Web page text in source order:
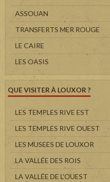
ASSOUAN
TRANSFERTS MER ROUGE
LE CAIRE
LES OASIS
QUE VISITER À LOUXOR ?
LES TEMPLES RIVE EST
LES TEMPLES RIVE OUEST
LES MUSEES DE LOUXOR
LA VALLÉE DES ROIS
LA VALLÉE DE L'OUEST